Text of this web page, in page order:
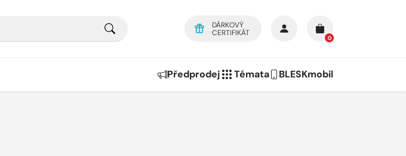
DÁRKOVÝ
CERTIFIKÁT
0
Předprodej Témata BLESKmobil